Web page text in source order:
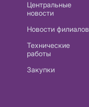
Центральные
новости
Новости филиалов
Технические
работы
Закупки